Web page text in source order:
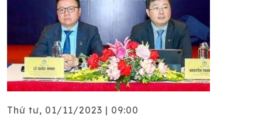
Thứ tư, 01/11/2023 | 09:00